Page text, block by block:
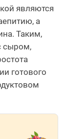
являются
а
Таким,
сыром,
готового